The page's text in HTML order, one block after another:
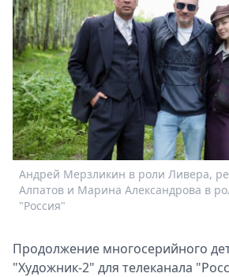
релизы
О
Metro
Стримы
Спецпроекты
Звезды
Выборы
2026
Скачай
Metro
Андрей Мерзликин в роли Ливера,
Алпатов и Марина Александрова в
"Россия"
Продолжение многосерийного
"Художник-2" для телеканала